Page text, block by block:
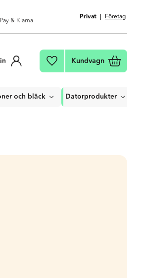
& Klarna Privat Företag
Favoriter
Kundvagn
och bläck Datorprodukter